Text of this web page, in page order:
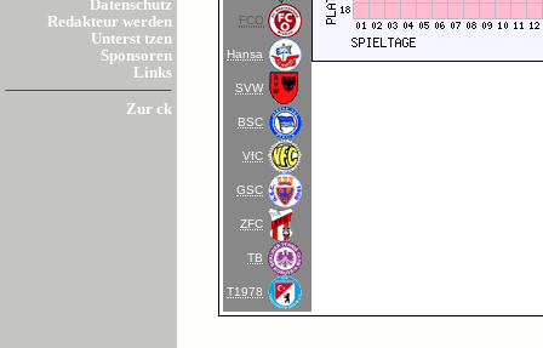
Datenschutz
Redakteur werden
Unterst tzen
Sponsoren
Links
Zur ck
FCO
Hansa
SVW
BSC
VfC
GSC
ZFC
TB
T1978